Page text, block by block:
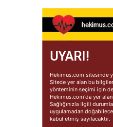
UYARI!
Hekimus.com sitesinde
Sitede yer alan bu
yönteminin seçimi için
Hekimus.com'da yer
Sağlığınızla ilgili
uygulamadan
kabul etmiş sayılacaktır.